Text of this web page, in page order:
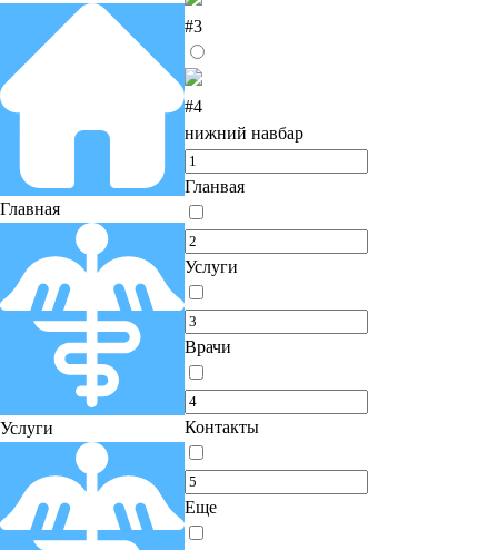
Главная
Услуги
#3
#4
нижний навбар
Гланвая
Услуги
Врачи
Контакты
Еще